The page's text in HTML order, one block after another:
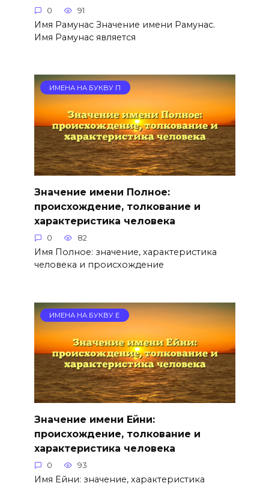
0 91
Имя Рамунас Значение имени Рамунас.
Имя Рамунас является
ИМЕНА НА БУКВУ П
Значение имени Полное:
происхождение, толкование и
характеристика человека
0 82
Имя Полное: значение, характеристика
человека и происхождение
ИМЕНА НА БУКВУ Е
Значение имени Ейни:
происхождение, толкование и
характеристика человека
0 93
Имя Ейни: значение, характеристика